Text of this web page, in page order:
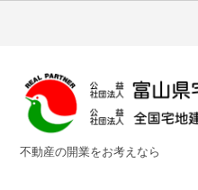
不動産の開業をお考えなら